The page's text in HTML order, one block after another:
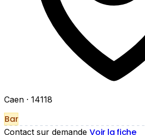
Caen · 14118
Bar
Contact sur demande Voir la fiche